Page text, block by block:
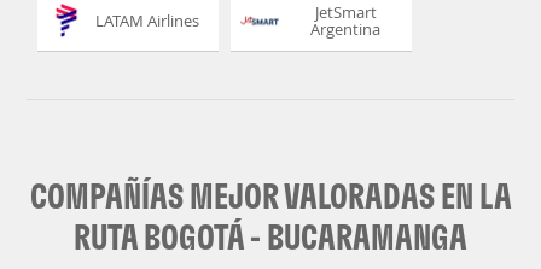
LATAM Airlines JetSmart
Argentina
COMPAÑÍAS MEJOR VALORADAS EN LA
RUTA BOGOTÁ - BUCARAMANGA